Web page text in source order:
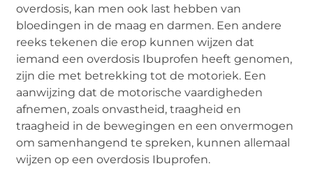
overdosis, kan men ook last hebben van
bloedingen in de maag en darmen. Een andere
reeks tekenen die erop kunnen wijzen dat
iemand een overdosis Ibuprofen heeft genomen,
zijn die met betrekking tot de motoriek. Een
aanwijzing dat de motorische vaardigheden
afnemen, zoals onvastheid, traagheid en
traagheid in de bewegingen en een onvermogen
om samenhangend te spreken, kunnen allemaal
wijzen op een overdosis Ibuprofen.